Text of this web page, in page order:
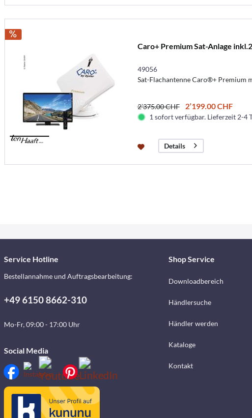
Caro+ Premium Sat-Anlage
49056
Sat-Flachantenne Caro®+ Premium
2’375.00 CHF 2’199.00 CHF
1 sofort verfügbar. Lieferzeit 2-4
Details
Service Hotline
Bestellannahme und Auftragsbearbeitung:
+49 6150 8662-310
Mo-Fr, 09:00 - 17:00 Uhr
Social Media
Shop Service
Downloadbereich
Händlersuche
Händler werden
Kataloge
Kontakt